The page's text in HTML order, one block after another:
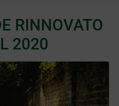
RINNOVATO
2020